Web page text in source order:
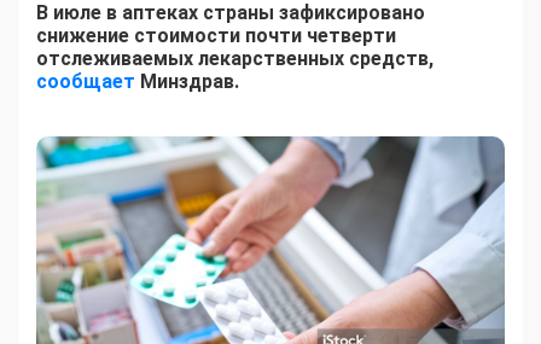
В июле в аптеках страны зафиксировано
снижение стоимости почти четверти
отслеживаемых лекарственных средств,
сообщает Минздрав.